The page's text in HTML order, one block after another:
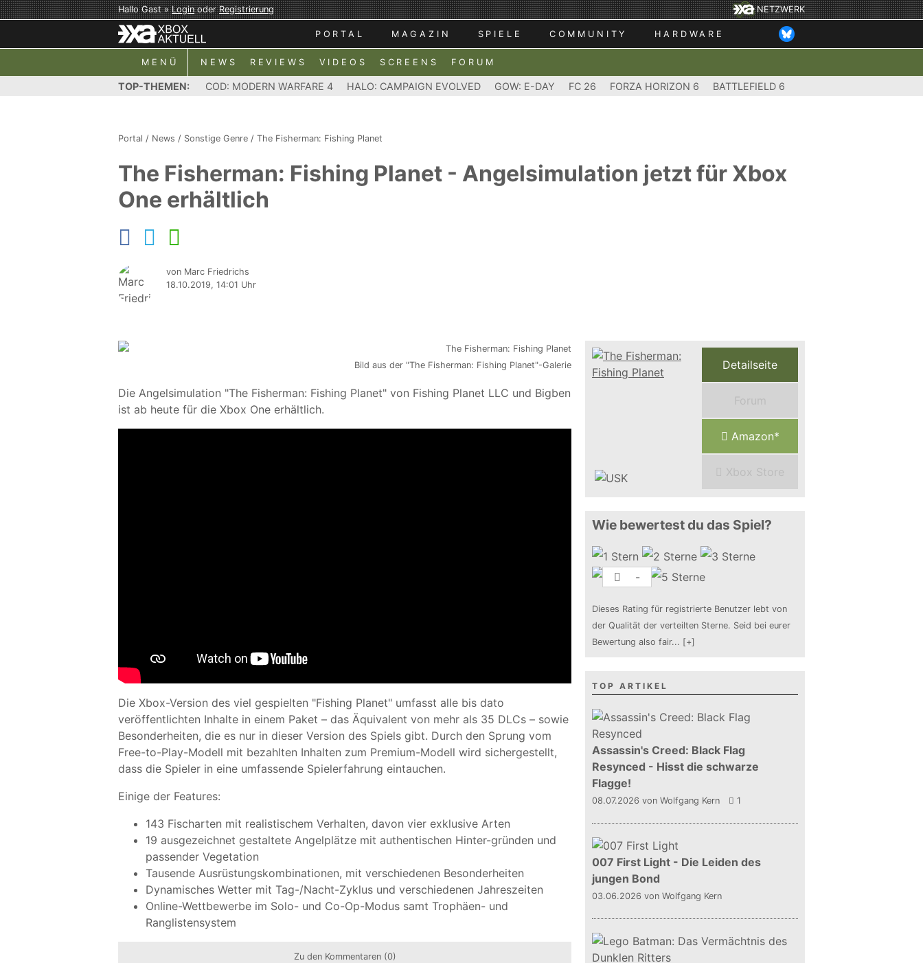
Hallo Gast »LoginoderRegistrierung NETZWERK
PORTAL MAGAZIN SPIELE COMMUNITY HARDWARE
MENÜ NEWS REVIEWS VIDEOS SCREENS FORUM
TOP-THEMEN: COD: MODERN WARFARE 4 HALO: CAMPAIGN EVOLVED GOW: E-DAY FC 26 FORZA HORIZON 6 BATTLEFIELD 6
Portal / News / Sonstige Genre / The Fisherman: Fishing Planet
The Fisherman: Fishing Planet - Angelsimulation jetzt für Xbox
One erhältlich
von Marc Friedrichs
18.10.2019, 14:01 Uhr
Bild aus der "The Fisherman: Fishing Planet"-Galerie
Die Angelsimulation "The Fisherman: Fishing Planet" von Fishing Planet LLC und Bigben
ist ab heute für die Xbox One erhältlich.
Die Xbox-Version des viel gespielten "Fishing Planet" umfasst alle bis dato
veröffentlichten Inhalte in einem Paket – das Äquivalent von mehr als 35 DLCs – sowie
Besonderheiten, die es nur in dieser Version des Spiels gibt. Durch den Sprung vom
Free-to-Play-Modell mit bezahlten Inhalten zum Premium-Modell wird sichergestellt,
dass die Spieler in eine umfassende Spielerfahrung eintauchen.
Einige der Features:
143 Fischarten mit realistischem Verhalten, davon vier exklusive Arten
19 ausgezeichnet gestaltete Angelplätze mit authentischen Hinter-gründen und
passender Vegetation
Tausende Ausrüstungskombinationen, mit verschiedenen Besonderheiten
Dynamisches Wetter mit Tag-/Nacht-Zyklus und verschiedenen Jahreszeiten
Online-Wettbewerbe im Solo- und Co-Op-Modus samt Trophäen- und
Ranglistensystem
Zu den Kommentaren (0)
Detailseite
Forum
Amazon*
Xbox Store
Wie bewertest du das Spiel?
-
Dieses Rating für registrierte Benutzer lebt von
der Qualität der verteilten Sterne. Seid bei eurer
Bewertung also fair... [+]
TOP ARTIKEL
Assassin's Creed: Black Flag
Resynced - Hisst die schwarze
Flagge!
08.07.2026 von Wolfgang Kern 1
007 First Light - Die Leiden des
jungen Bond
03.06.2026 von Wolfgang Kern